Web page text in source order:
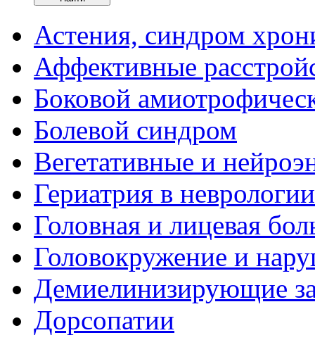
Астения, синдром
Аффективные
Боковой
Болевой синдром
Вегетативные и
Гериатрия в неврологии
Головная и лицевая
Головокружение и
Демиелинизирующие
Дорсопатии